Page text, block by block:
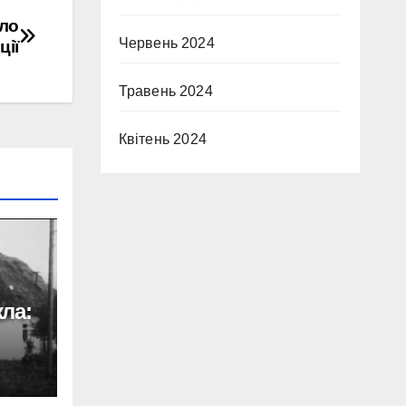
Червень 2024
Травень 2024
Квітень 2024